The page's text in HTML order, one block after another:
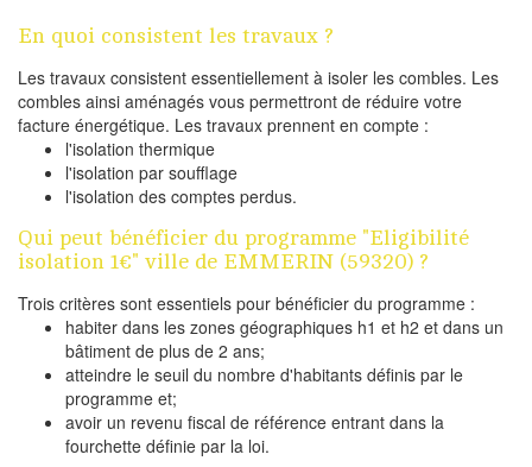
En quoi consistent les travaux ?
Les travaux consistent essentiellement à isoler les combles. Les
combles ainsi aménagés vous permettront de réduire votre
facture énergétique. Les travaux prennent en compte :
l'isolation thermique
l'isolation par soufflage
l'isolation des comptes perdus.
Qui peut bénéficier du programme "Eligibilité
isolation 1€" ville de EMMERIN (59320) ?
Trois critères sont essentiels pour bénéficier du programme :
habiter dans les zones géographiques h1 et h2 et dans un
bâtiment de plus de 2 ans;
atteindre le seuil du nombre d'habitants définis par le
programme et;
avoir un revenu fiscal de référence entrant dans la
fourchette définie par la loi.